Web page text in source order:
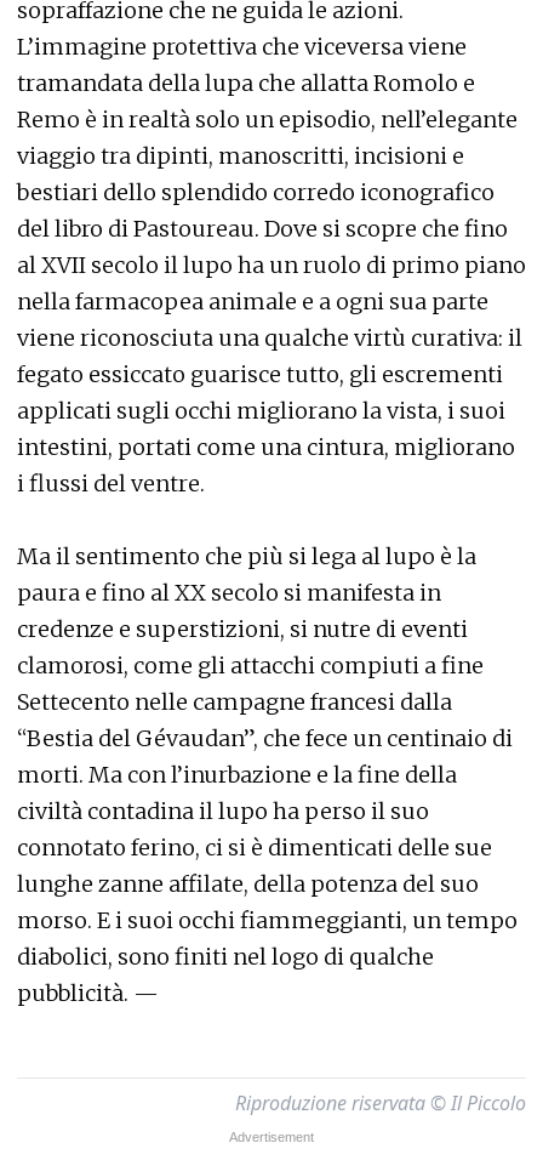
sopraffazione che ne guida le azioni.
L’immagine protettiva che viceversa viene
tramandata della lupa che allatta Romolo e
Remo è in realtà solo un episodio, nell’elegante
viaggio tra dipinti, manoscritti, incisioni e
bestiari dello splendido corredo iconografico
del libro di Pastoureau. Dove si scopre che fino
al XVII secolo il lupo ha un ruolo di primo piano
nella farmacopea animale e a ogni sua parte
viene riconosciuta una qualche virtù curativa: il
fegato essiccato guarisce tutto, gli escrementi
applicati sugli occhi migliorano la vista, i suoi
intestini, portati come una cintura, migliorano
i flussi del ventre.
Ma il sentimento che più si lega al lupo è la
paura e fino al XX secolo si manifesta in
credenze e superstizioni, si nutre di eventi
clamorosi, come gli attacchi compiuti a fine
Settecento nelle campagne francesi dalla
“Bestia del Gévaudan”, che fece un centinaio di
morti. Ma con l’inurbazione e la fine della
civiltà contadina il lupo ha perso il suo
connotato ferino, ci si è dimenticati delle sue
lunghe zanne affilate, della potenza del suo
morso. E i suoi occhi fiammeggianti, un tempo
diabolici, sono finiti nel logo di qualche
pubblicità. —
Riproduzione riservata © Il Piccolo